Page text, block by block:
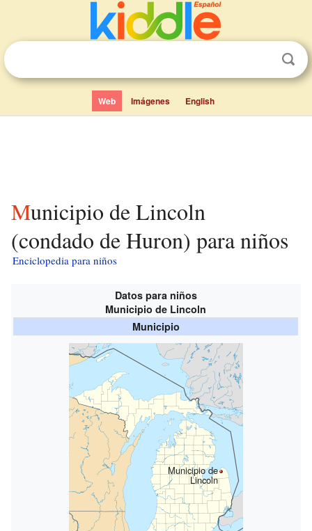
Web Imágenes English
Municipio de Lincoln
(condado de Huron) para niños
Enciclopedia para niños
Datos para niños
Municipio de Lincoln
Municipio
Municipio de
Lincoln